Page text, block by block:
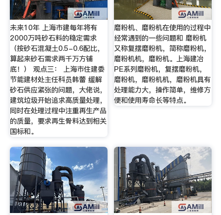
未来10年 上海市建每年将有
2000万吨砂石料的稳定需求
（按砂石混凝土0.5-0.6配比，
算起来砂石需求两千万方铺
底！） 观点三： 上海市住建委
节能建材处主任科员韩蕾 缓解
砂石供应紧张的问题，大佬说，
建筑垃圾开始追求高质量处理，
同时在处理过程中注重再生产品
的质量，要求再生骨料达到相关
国标和。
磨粉机、磨粉机在使用的过程中
经常遇到的一些问题和 磨粉机
又称复摆磨粉机，简称磨粉机，
磨粉机机，磨粉机。上海建冶
PE系列磨粉机，复摆磨粉机，
磨粉机，磨粉机机，磨粉机具有
处理能力大，操作简单，维修方
便和使用寿命长等特点。